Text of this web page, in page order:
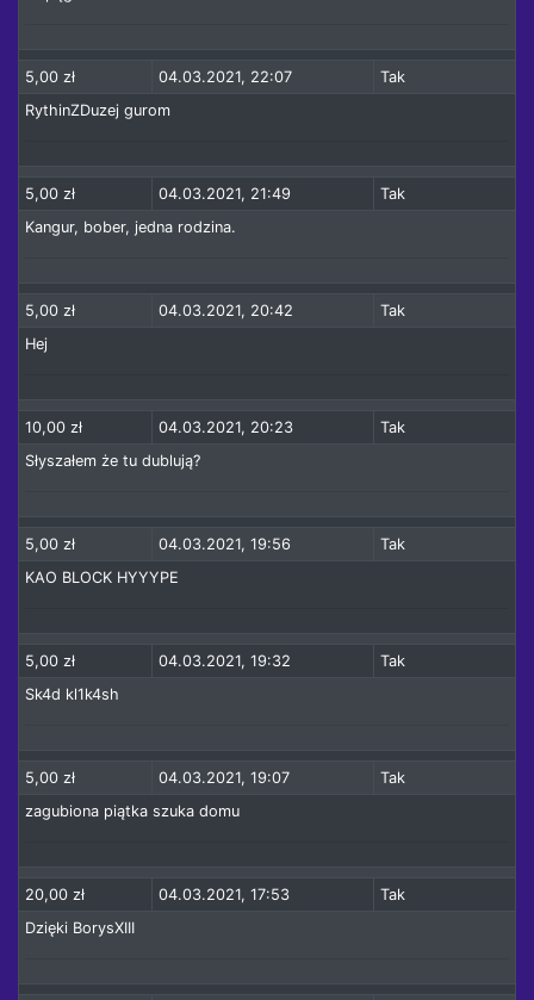
5,00 zł 04.03.2021, 22:07
Tak
RythinZDuzej gurom
5,00 zł 04.03.2021, 21:49
Tak
Kangur, bober, jedna rodzina.
5,00 zł 04.03.2021, 20:42
Tak
Hej
10,00 zł 04.03.2021, 20:23
Tak
Słyszałem że tu dublują?
5,00 zł 04.03.2021, 19:56
Tak
KAO BLOCK HYYYPE
5,00 zł 04.03.2021, 19:32
Tak
Sk4d kl1k4sh
5,00 zł 04.03.2021, 19:07
Tak
zagubiona piątka szuka domu
20,00 zł 04.03.2021, 17:53
Tak
Dzięki BorysXIII